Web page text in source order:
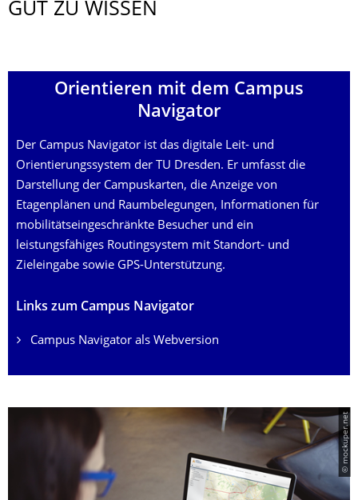
GUT ZU WISSEN
Orientieren mit dem Campus
Navigator
Der Campus Navigator ist das digitale Leit- und
Orientierungssystem der TU Dresden. Er umfasst die
Darstellung der Campuskarten, die Anzeige von
Etagenplänen und Raumbelegungen, Informationen für
mobilitätseingeschränkte Besucher und ein
leistungsfähiges Routingsystem mit Standort- und
Zieleingabe sowie GPS-Unterstützung.
Links zum Campus Navigator
Campus Navigator als Webversion
© mockuper.net